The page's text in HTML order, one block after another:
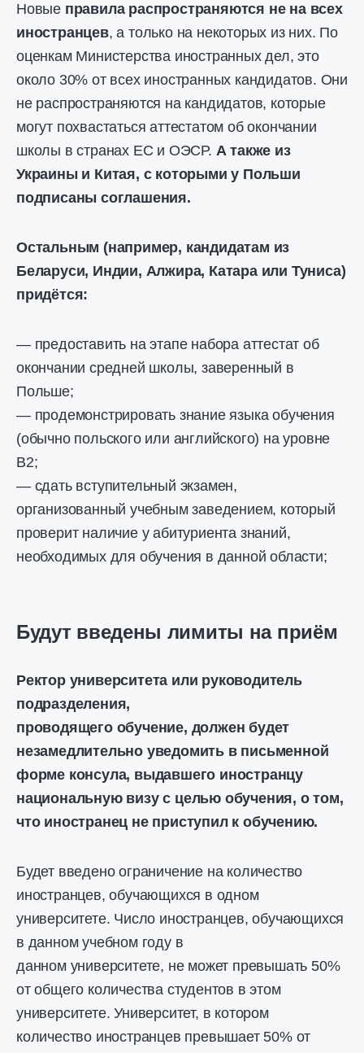
Новые правила распространяются не на всех
иностранцев, а только на некоторых из них. По
оценкам Министерства иностранных дел, это
около 30% от всех иностранных кандидатов. Они
не распространяются на кандидатов, которые
могут похвастаться аттестатом об окончании
школы в странах ЕС и ОЭСР. А также из
Украины и Китая, с которыми у Польши
подписаны соглашения.
Остальным (например, кандидатам из
Беларуси, Индии, Алжира, Катара или Туниса)
придётся:
— предоставить на этапе набора аттестат об
окончании средней школы, заверенный в
Польше;
— продемонстрировать знание языка обучения
(обычно польского или английского) на уровне
B2;
— сдать вступительный экзамен,
организованный учебным заведением, который
проверит наличие у абитуриента знаний,
необходимых для обучения в данной области;
Будут введены лимиты на приём
Ректор университета или руководитель
подразделения,
проводящего обучение, должен будет
незамедлительно уведомить в письменной
форме консула, выдавшего иностранцу
национальную визу с целью обучения, о том,
что иностранец не приступил к обучению.
Будет введено ограничение на количество
иностранцев, обучающихся в одном
университете. Число иностранцев, обучающихся
в данном учебном году в
данном университете, не может превышать 50%
от общего количества студентов в этом
университете. Университет, в котором
количество иностранцев превышает 50% от